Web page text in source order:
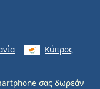
Κύπρος
σας δωρεάν